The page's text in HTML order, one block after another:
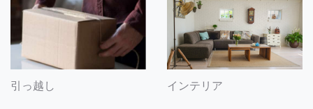
引っ越し インテリア